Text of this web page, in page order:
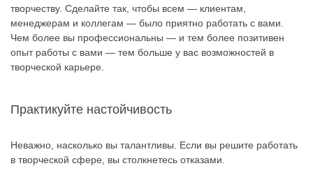
творчеству. Сделайте так, чтобы всем — клиентам,
менеджерам и коллегам — было приятно работать с вами.
Чем более вы профессиональны — и тем более позитивен
опыт работы с вами — тем больше у вас возможностей в
творческой карьере.
Практикуйте настойчивость
Неважно, насколько вы талантливы. Если вы решите работать
в творческой сфере, вы столкнетесь отказами.